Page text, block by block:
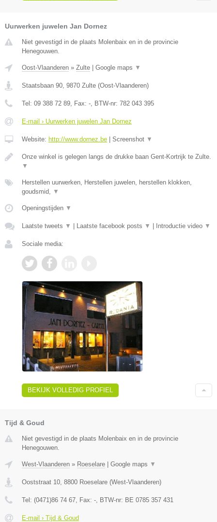
Uurwerken juwelen Jan Dornez
Niet gevestigd in de plaats Molenbaix en in de provincie
Henegouwen.
Oost-Vlaanderen » Zulte Google maps ▼
Staatsbaan 90, 9870 Zulte (Oost-Vlaanderen)
Tel: 09 388 72 89, Fax: -, BTW-nr: 782 043 395
E-mail › Uurwerken juwelen Jan Dornez
Website: http://www.dornez.be Screenshot ▼
Onze winkel is gelegen langs de drukke baan Gent-Kortrijk te Zulte.
▼
Herstellen uurwerken, Herstellen juwelen, herstellen klokken,
goudsmid, ▼
Openingstijden ▼
Laatste tweets ▼ Laatste facebook posts ▼ Introductie video ▼
Sociale media:
BEKIJK VOLLEDIG PROFIEL
Tijd & Goud
Niet gevestigd in de plaats Molenbaix en in de provincie
Henegouwen.
West-Vlaanderen » Roeselare | Google maps ▼
Ooststraat 10 8800 Roeselare (West-Vlaanderen)
Tel: (0471)86 74 67 , Fax: - , BTW-nr: BE 0785 357 431
E-mail › Tijd & Goud